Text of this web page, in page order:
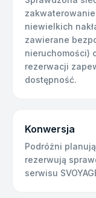
niewielkich
zawierane
nieruchomości)
rezerwacji
dostępność.
Konwersja
Podróżni
rezerwują
serwisu